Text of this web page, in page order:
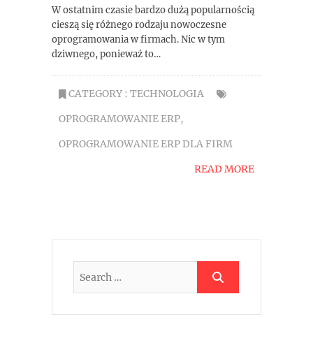
W ostatnim czasie bardzo dużą popularnością
cieszą się różnego rodzaju nowoczesne
oprogramowania w firmach. Nic w tym
dziwnego, ponieważ to…
CATEGORY : TECHNOLOGIA
OPROGRAMOWANIE ERP,
OPROGRAMOWANIE ERP DLA FIRM
READ MORE